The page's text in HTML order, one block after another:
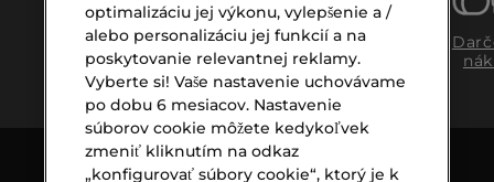
Doprava
zadarmo
nad €39,-
Expresný
osobný
odber
optimalizáciu jej výkonu, vylepšenie a /
alebo personalizáciu jej funkcií a na
poskytovanie relevantnej reklamy.
Vyberte si! Vaše nastavenie uchovávame
po dobu 6 mesiacov. Nastavenie
súborov cookie môžete kedykoľvek
zmeniť kliknutím na odkaz
„konfigurovať súbory cookie“, ktorý je k